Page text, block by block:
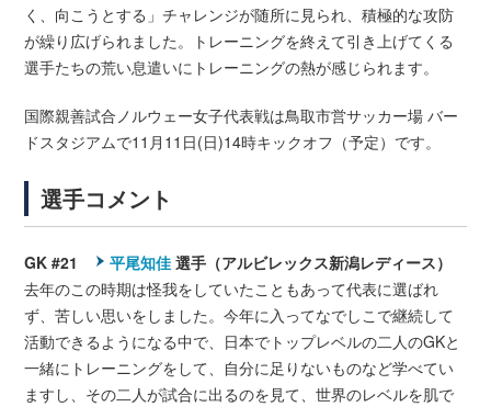
く、向こうとする」チャレンジが随所に見られ、積極的な攻防
が繰り広げられました。トレーニングを終えて引き上げてくる
選手たちの荒い息遣いにトレーニングの熱が感じられます。
国際親善試合ノルウェー女子代表戦は鳥取市営サッカー場 バー
ドスタジアムで11月11日(日)14時キックオフ（予定）です。
選手コメント
GK #21 平尾知佳 選手（アルビレックス新潟レディース）
去年のこの時期は怪我をしていたこともあって代表に選ばれ
ず、苦しい思いをしました。今年に入ってなでしこで継続して
活動できるようになる中で、日本でトップレベルの二人のGKと
一緒にトレーニングをして、自分に足りないものなど学べてい
ますし、その二人が試合に出るのを見て、世界のレベルを肌で